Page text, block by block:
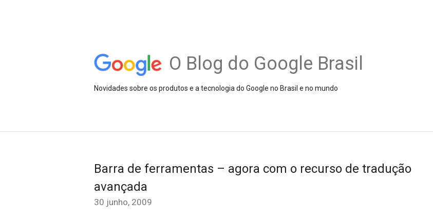
O Blog do Google Brasil
Novidades sobre os produtos e a tecnologia do Google no Brasil e no mundo
Barra de ferramentas – agora com o recurso de tradução
avançada
30 junho, 2009